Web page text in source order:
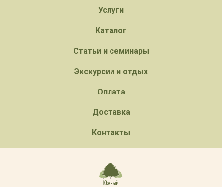
Услуги
Каталог
Статьи и семинары
Экскурсии и отдых
Оплата
Доставка
Контакты